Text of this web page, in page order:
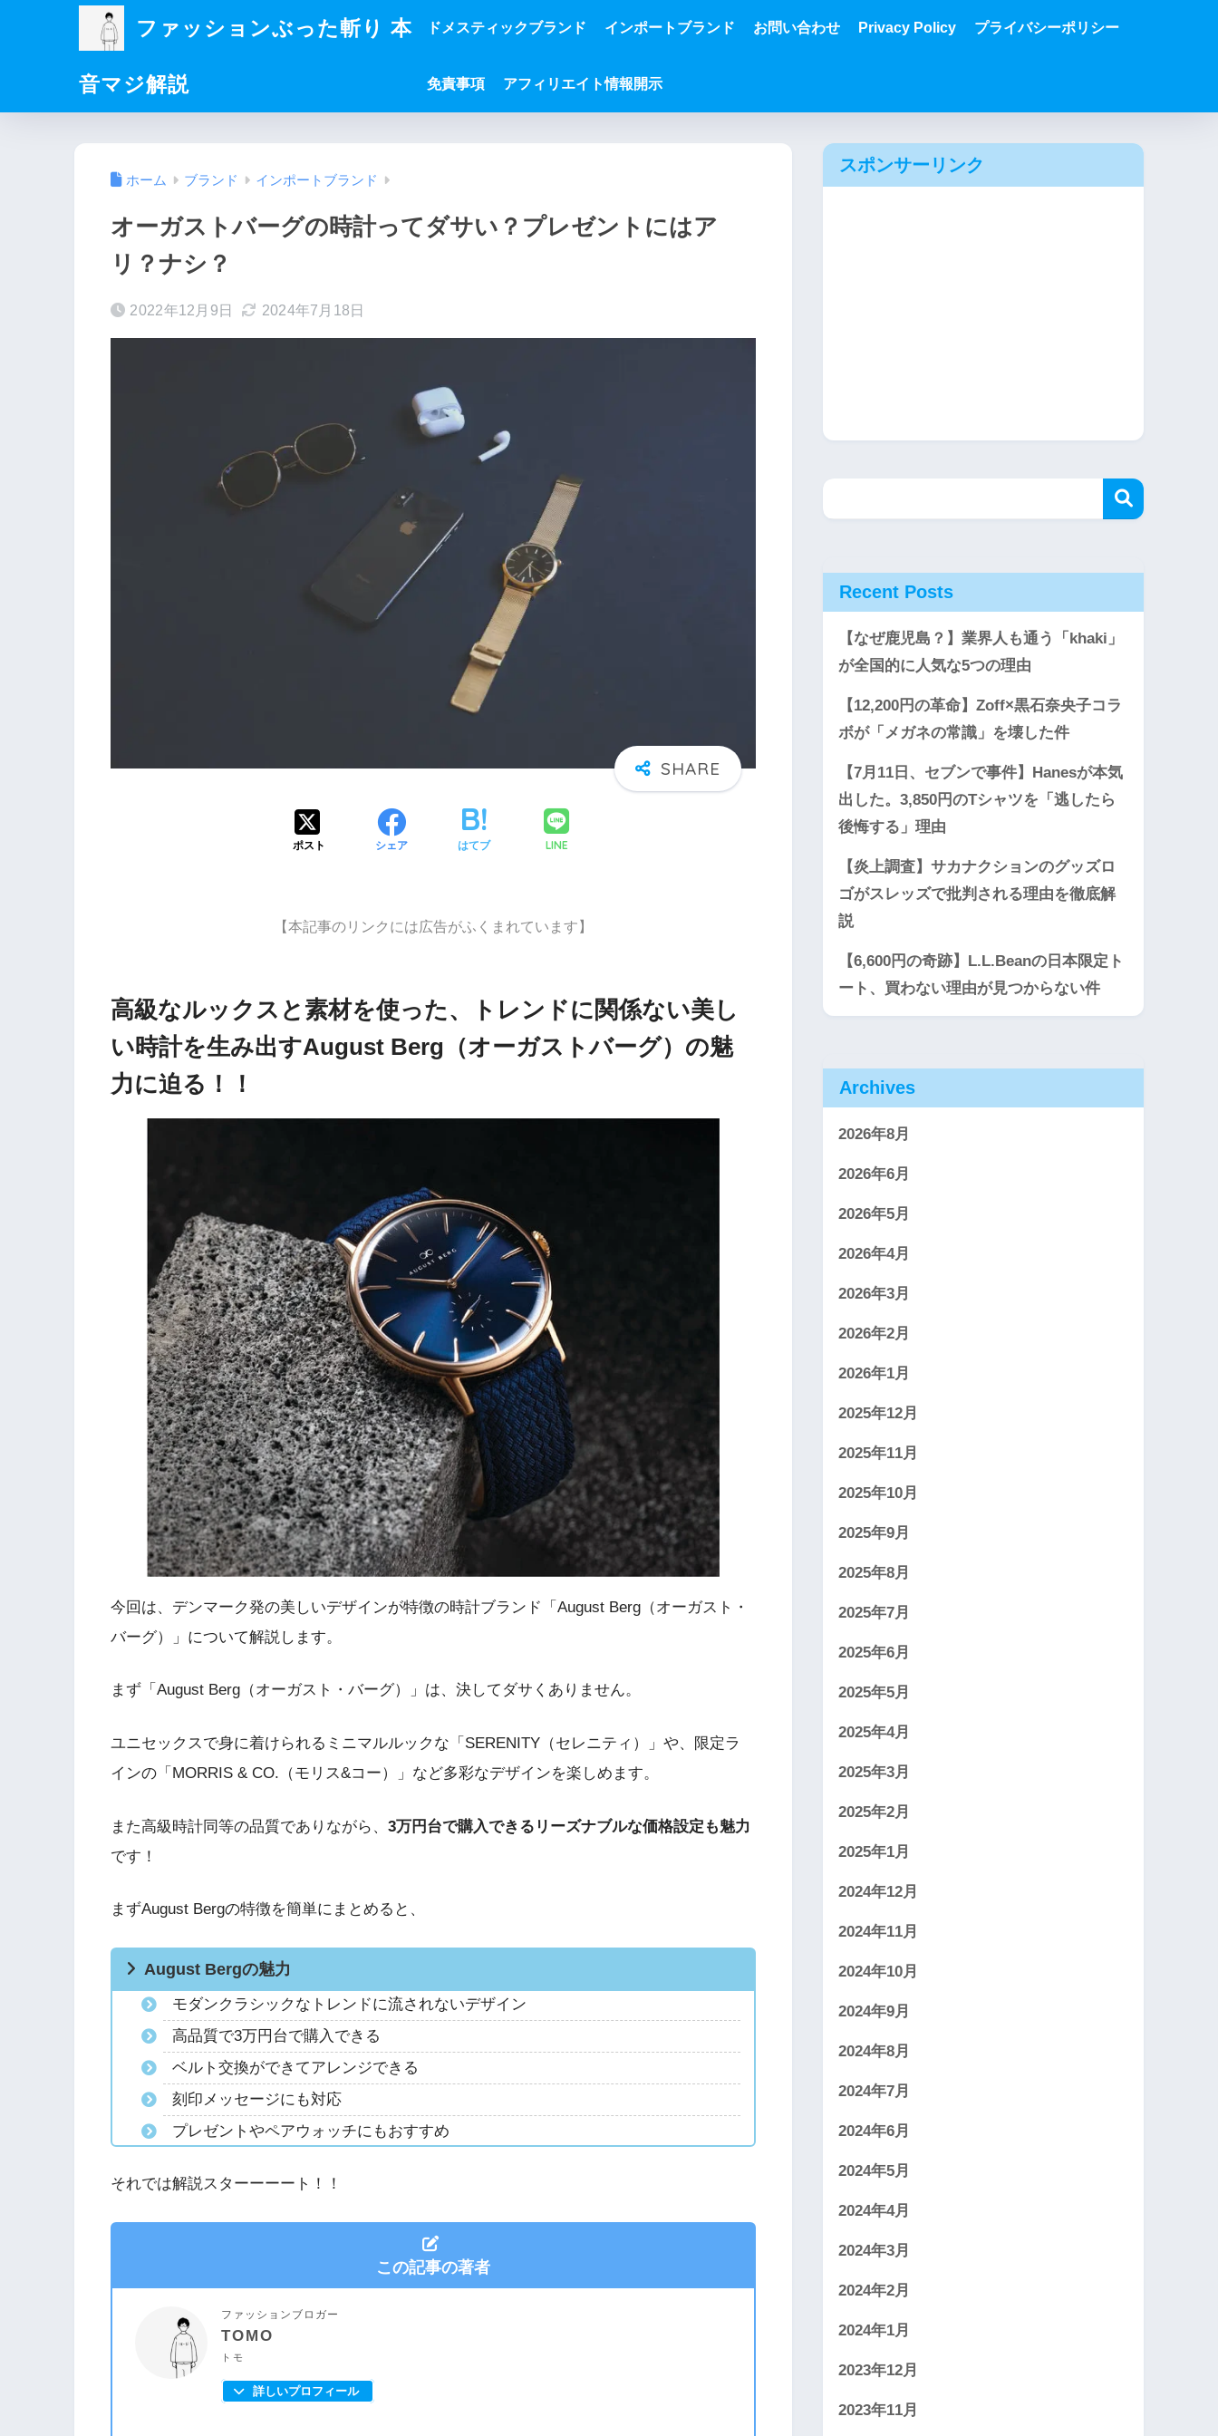
ファッションぶった斬り 本
音マジ解説
ドメスティックブランド インポートブランド お問い合わせ Privacy Policy プライバシーポリシー
免責事項 アフィリエイト情報開示
ホーム ブランド インポートブランド
オーガストバーグの時計ってダサい？プレゼントにはア
リ？ナシ？
2022年12月9日 2024年7月18日
ポスト シェア はてブ LINE
【本記事のリンクには広告がふくまれています】
高級なルックスと素材を使った、トレンドに関係ない美し
い時計を生み出すAugust Berg（オーガストバーグ）の魅
力に迫る！！
今回は、デンマーク発の美しいデザインが特徴の時計ブランド「August Berg（オーガスト・
バーグ）」について解説します。
まず「August Berg（オーガスト・バーグ）」は、決してダサくありません。
ユニセックスで身に着けられるミニマルルックな「SERENITY（セレニティ）」や、限定ラ
インの「MORRIS & CO.（モリス&コー）」など多彩なデザインを楽しめます。
また高級時計同等の品質でありながら、 3万円台で購入できるリーズナブルな価格設定も魅力
です！
まずAugust Bergの特徴を簡単にまとめると、
August Bergの魅力
モダンクラシックなトレンドに流されないデザイン
高品質で3万円台で購入できる
ベルト交換ができてアレンジできる
刻印メッセージにも対応
プレゼントやペアウォッチにもおすすめ
それでは解説スターーーート！！
この記事の著者
ファッションブロガー
TOMO
トモ
詳しいプロフィール
スポンサーリンク
Recent Posts
【なぜ鹿児島？】業界人も通う「khaki」
が全国的に人気な5つの理由
【12,200円の革命】Zoff×黒石奈央子コラ
ボが「メガネの常識」を壊した件
【7月11日、セブンで事件】Hanesが本気
出した。3,850円のTシャツを「逃したら
後悔する」理由
【炎上調査】サカナクションのグッズロ
ゴがスレッズで批判される理由を徹底解
説
【6,600円の奇跡】L.L.Beanの日本限定ト
ート、買わない理由が見つからない件
Archives
2026年8月
2026年6月
2026年5月
2026年4月
2026年3月
2026年2月
2026年1月
2025年12月
2025年11月
2025年10月
2025年9月
2025年8月
2025年7月
2025年6月
2025年5月
2025年4月
2025年3月
2025年2月
2025年1月
2024年12月
2024年11月
2024年10月
2024年9月
2024年8月
2024年7月
2024年6月
2024年5月
2024年4月
2024年3月
2024年2月
2024年1月
2023年12月
2023年11月